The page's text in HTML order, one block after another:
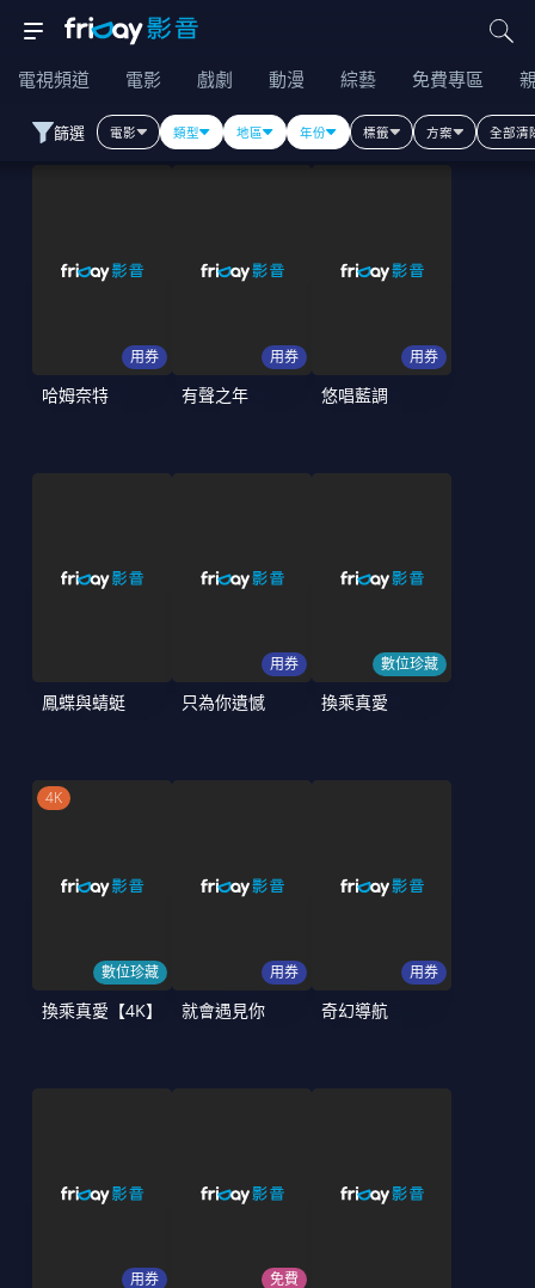
電視頻道 電影 戲劇 動漫 綜藝 免費專區
篩選 電影 類型 地區 年份 標籤 方案 全部清
用券
哈姆奈特
用券
有聲之年
用券
悠唱藍調
鳳蝶與蜻蜓
用券
只為你遺憾
數位珍藏
換乘真愛
4K
數位珍藏
換乘真愛【4K】
用券
就會遇見你
用券
奇幻導航
用券 免費